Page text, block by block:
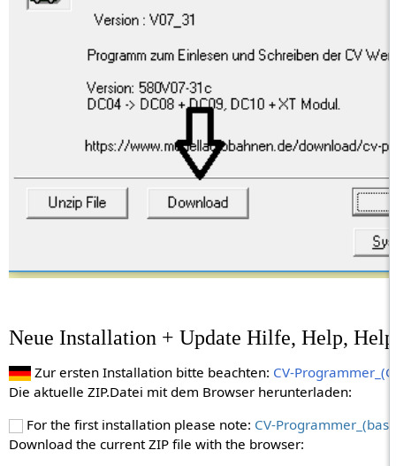
Neue Installation + Update Hilfe, Help,
Zur ersten Installation bitte beachten: CV-
Die aktuelle ZIP.Datei mit dem Browser herunterladen:
For the first installation please note: CV-
Download the current ZIP file with the browser: